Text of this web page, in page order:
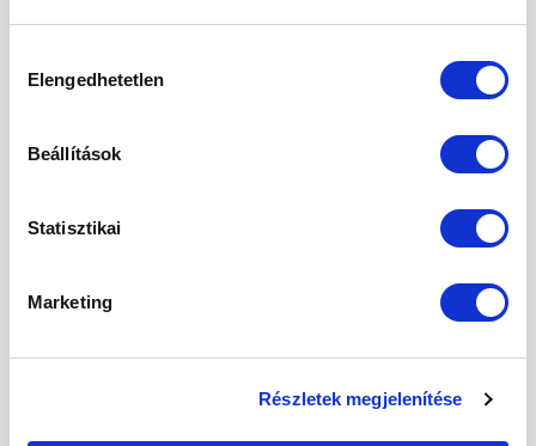
kiválasztása
Elengedhetetlen
Beállítások
Statisztikai
Marketing
Részletek megjelenítése
01